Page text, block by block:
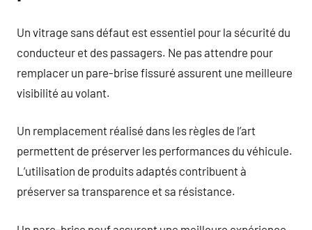
Un vitrage sans défaut est essentiel pour la sécurité du
conducteur et des passagers. Ne pas attendre pour
remplacer un pare-brise fissuré assurent une meilleure
visibilité au volant.
Un remplacement réalisé dans les règles de l’art
permettent de préserver les performances du véhicule.
L’utilisation de produits adaptés contribuent à
préserver sa transparence et sa résistance.